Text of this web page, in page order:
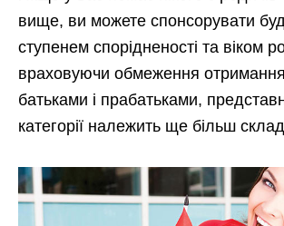
вище, ви можете спонсорувати
ступенем спорідненості та віком
враховуючи обмеження
батьками і прабатьками,
категорії належить ще більш